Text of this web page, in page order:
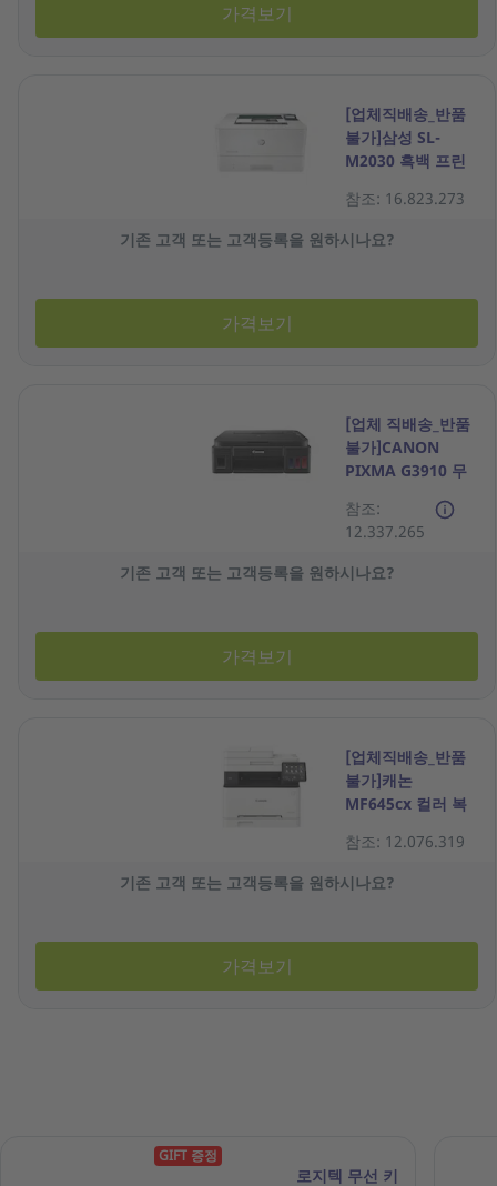
가격보기
[업체직배송_반품
불가]삼성 SL-
M2030 흑백 프린
참조: 16.823.273
기존 고객 또는 고객등록을 원하시나요?
가격보기
[업체 직배송_반품
불가]CANON
PIXMA G3910 무
참조:
12.337.265
기존 고객 또는 고객등록을 원하시나요?
가격보기
[업체직배송_반품
불가]캐논
MF645cx 컬러 복
참조: 12.076.319
기존 고객 또는 고객등록을 원하시나요?
가격보기
GIFT 증정
로지텍 무선 키